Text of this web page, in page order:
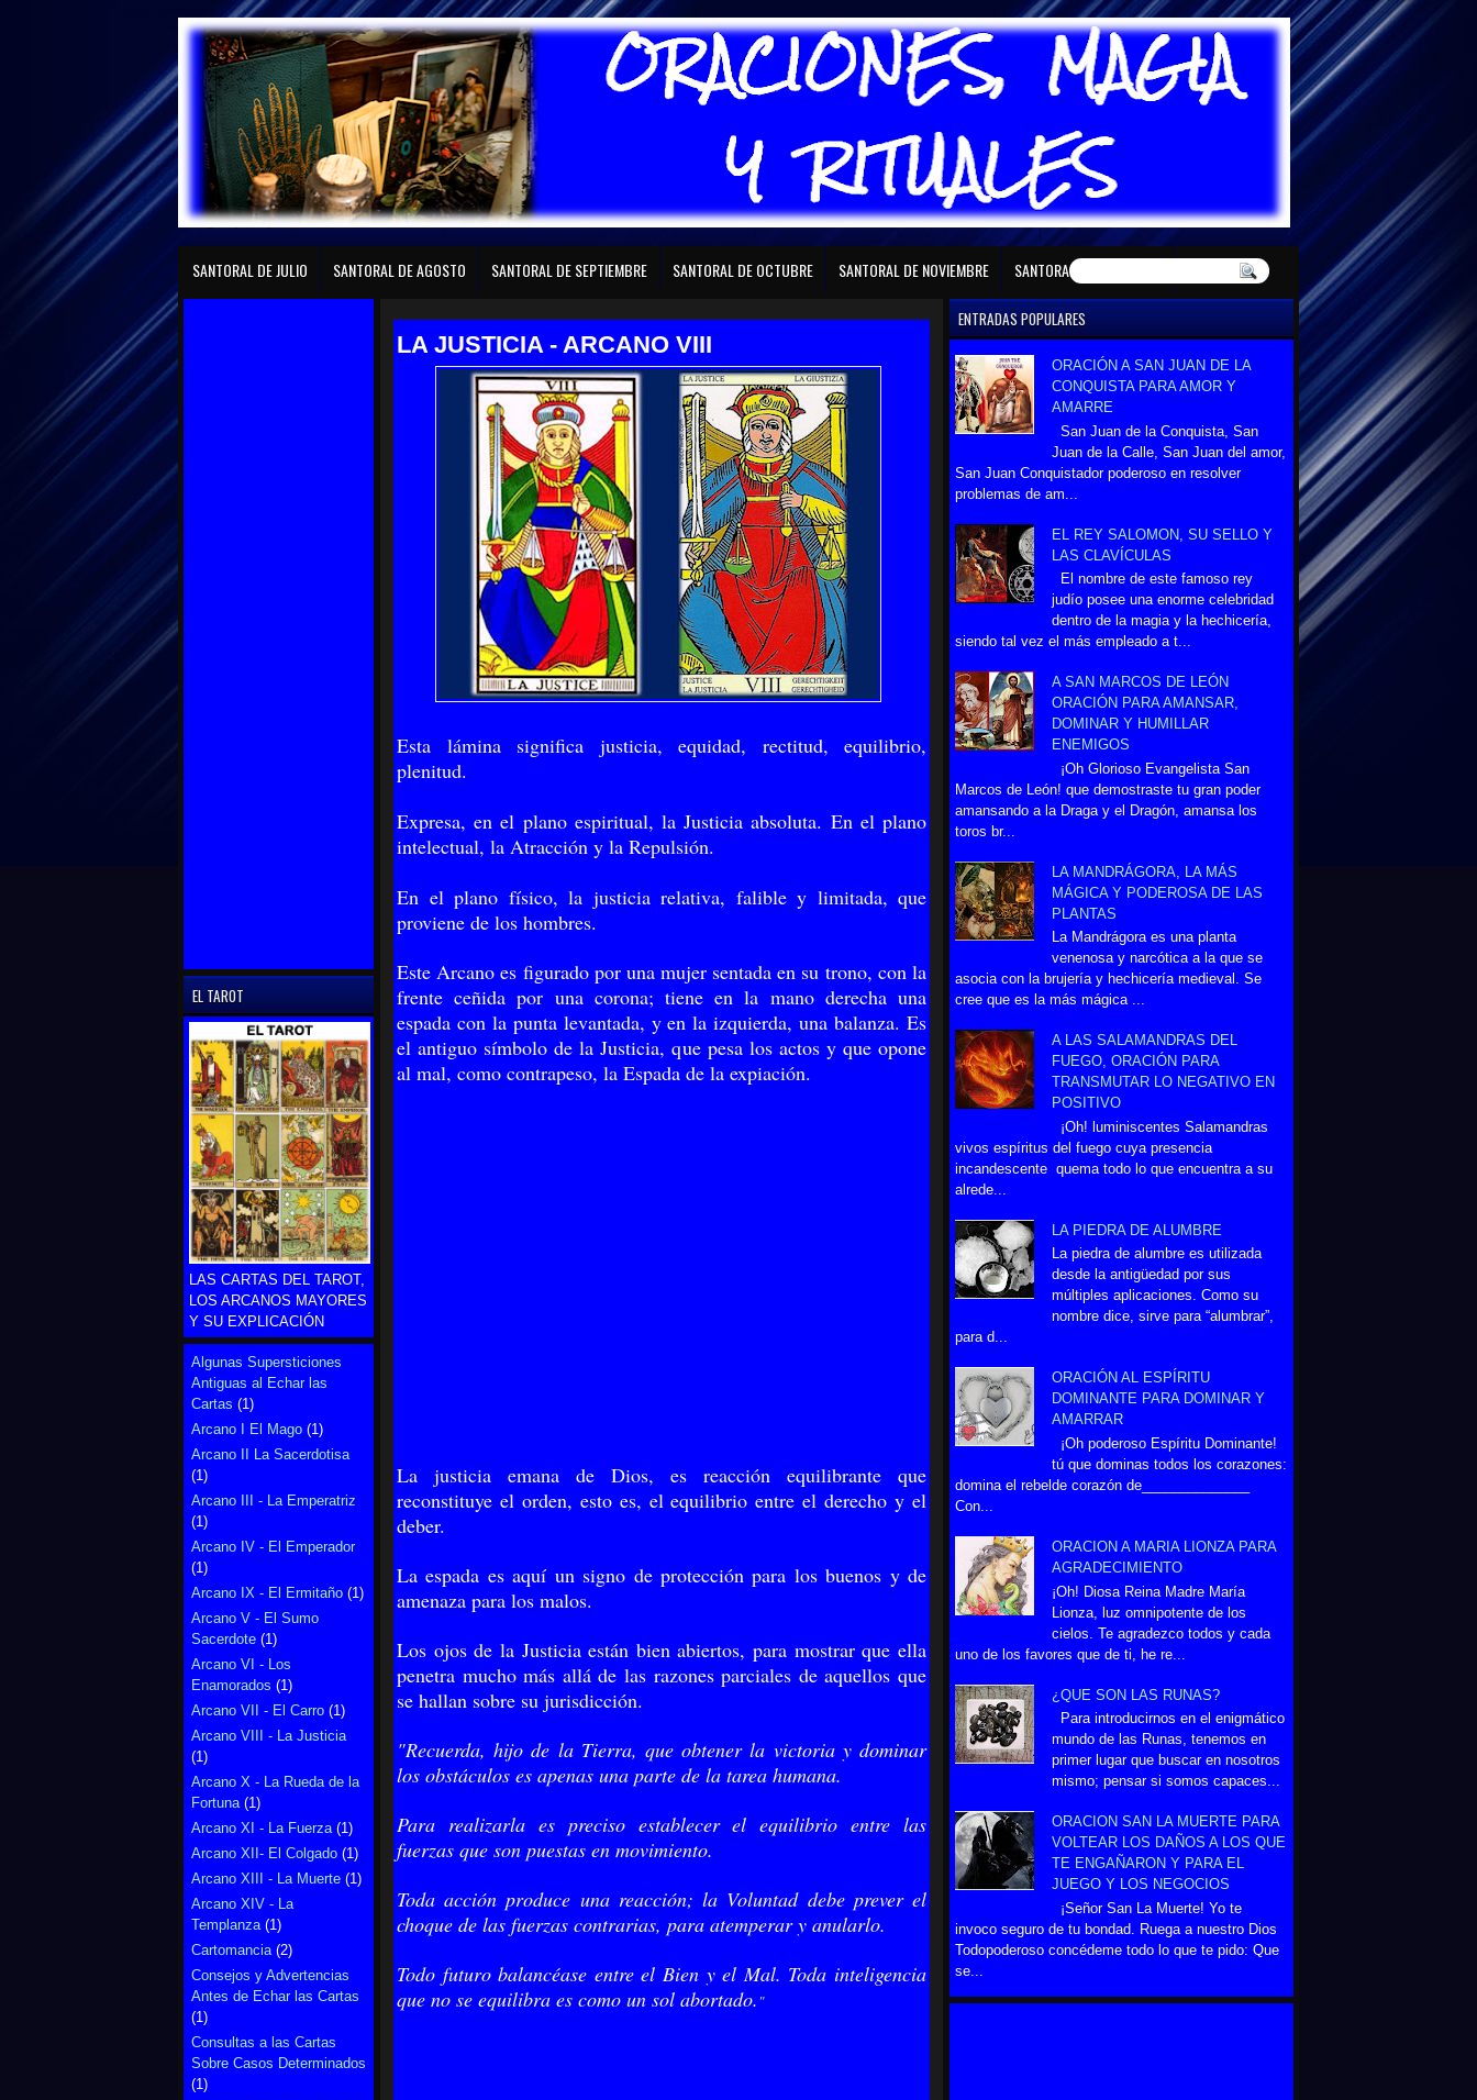
Página principal SANTORAL DE ENERO SANTORAL DE FEBRERO SANTORAL DE MARZO SANTORAL DE ABRIL SANTORAL DE MAYO SANTORAL DE JUNIO
SANTORAL DE JULIO SANTORAL DE AGOSTO SANTORAL DE SEPTIEMBRE SANTORAL DE OCTUBRE SANTORAL DE NOVIEMBRE SANTORAL DE DICIEMBRE
ENTRADAS POPULARES
ORACIÓN A SAN JUAN DE LA
CONQUISTA PARA AMOR Y
AMARRE
San Juan de la Conquista, San
Juan de la Calle, San Juan del amor,
San Juan Conquistador poderoso en resolver
problemas de am...
EL REY SALOMON, SU SELLO Y
LAS CLAVÍCULAS
El nombre de este famoso rey
judío posee una enorme celebridad
dentro de la magia y la hechicería,
siendo tal vez el más empleado a t...
A SAN MARCOS DE LEÓN
ORACIÓN PARA AMANSAR,
DOMINAR Y HUMILLAR
ENEMIGOS
¡Oh Glorioso Evangelista San
Marcos de León! que demostraste tu gran poder
amansando a la Draga y el Dragón, amansa los
toros br...
LA MANDRÁGORA, LA MÁS
MÁGICA Y PODEROSA DE LAS
PLANTAS
La Mandrágora es una planta
venenosa y narcótica a la que se
asocia con la brujería y hechicería medieval. Se
cree que es la más mágica ...
A LAS SALAMANDRAS DEL
FUEGO, ORACIÓN PARA
TRANSMUTAR LO NEGATIVO EN
POSITIVO
¡Oh! luminiscentes Salamandras
vivos espíritus del fuego cuya presencia
incandescente quema todo lo que encuentra a su
alrede...
LA PIEDRA DE ALUMBRE
La piedra de alumbre es utilizada
desde la antigüedad por sus
múltiples aplicaciones. Como su
nombre dice, sirve para “alumbrar”,
para d...
ORACIÓN AL ESPÍRITU
DOMINANTE PARA DOMINAR Y
AMARRAR
¡Oh poderoso Espíritu Dominante!
tú que dominas todos los corazones:
domina el rebelde corazón de______________
Con...
ORACION A MARIA LIONZA PARA
AGRADECIMIENTO
¡Oh! Diosa Reina Madre María
Lionza, luz omnipotente de los
cielos. Te agradezco todos y cada
uno de los favores que de ti, he re...
¿QUE SON LAS RUNAS?
Para introducirnos en el enigmático
mundo de las Runas, tenemos en
primer lugar que buscar en nosotros
mismo; pensar si somos capaces...
ORACION SAN LA MUERTE PARA
VOLTEAR LOS DAÑOS A LOS QUE
TE ENGAÑARON Y PARA EL
JUEGO Y LOS NEGOCIOS
¡Señor San La Muerte! Yo te
invoco seguro de tu bondad. Ruega a nuestro Dios
Todopoderoso concédeme todo lo que te pido: Que
se...
LA JUSTICIA - ARCANO VIII
Esta lámina significa justicia, equidad, rectitud, equilibrio,
plenitud.
Expresa, en el plano espiritual, la Justicia absoluta. En el plano
intelectual, la Atracción y la Repulsión.
En el plano físico, la justicia relativa, falible y limitada, que
proviene de los hombres.
Este Arcano es figurado por una mujer sentada en su trono, con la
frente ceñida por una corona; tiene en la mano derecha una
espada con la punta levantada, y en la izquierda, una balanza. Es
el antiguo símbolo de la Justicia, que pesa los actos y que opone
al mal, como contrapeso, la Espada de la expiación.
La justicia emana de Dios, es reacción equilibrante que
reconstituye el orden, esto es, el equilibrio entre el derecho y el
deber.
La espada es aquí un signo de protección para los buenos y de
amenaza para los malos.
Los ojos de la Justicia están bien abiertos, para mostrar que ella
penetra mucho más allá de las razones parciales de aquellos que
se hallan sobre su jurisdicción.
"Recuerda, hijo de la Tierra, que obtener la victoria y dominar
los obstáculos es apenas una parte de la tarea humana.
Para realizarla es preciso establecer el equilibrio entre las
fuerzas que son puestas en movimiento.
Toda acción produce una reacción; la Voluntad debe prever el
choque de las fuerzas contrarias, para atemperar y anularlo.
Todo futuro balancéase entre el Bien y el Mal. Toda inteligencia
que no se equilibra es como un sol abortado. "
EL TAROT
LAS CARTAS DEL TAROT,
LOS ARCANOS MAYORES
Y SU EXPLICACIÓN
Algunas Supersticiones
Antiguas al Echar las
Cartas (1)
Arcano I El Mago (1)
Arcano II La Sacerdotisa
(1)
Arcano III - La Emperatriz
(1)
Arcano IV - El Emperador
(1)
Arcano IX - El Ermitaño (1)
Arcano V - El Sumo
Sacerdote (1)
Arcano VI - Los
Enamorados (1)
Arcano VII - El Carro (1)
Arcano VIII - La Justicia
(1)
Arcano X - La Rueda de la
Fortuna (1)
Arcano XI - La Fuerza (1)
Arcano XII- El Colgado (1)
Arcano XIII - La Muerte (1)
Arcano XIV - La
Templanza (1)
Cartomancia (2)
Consejos y Advertencias
Antes de Echar las Cartas
(1)
Consultas a las Cartas
Sobre Casos Determinados
(1)